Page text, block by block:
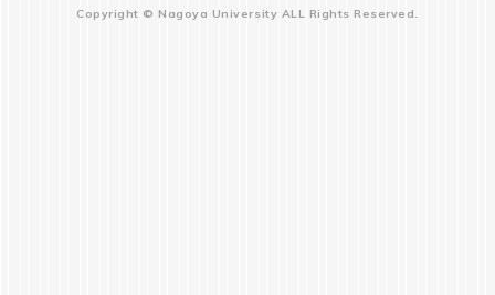
Copyright © Nagoya University ALL Rights Reserved.